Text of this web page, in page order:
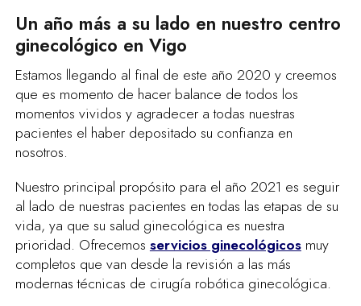
Un año más a su lado en nuestro centro
ginecológico en Vigo
Estamos llegando al final de este año 2020 y creemos
que es momento de hacer balance de todos los
momentos vividos y agradecer a todas nuestras
pacientes el haber depositado su confianza en
nosotros.
Nuestro principal propósito para el año 2021 es seguir
al lado de nuestras pacientes en todas las etapas de su
vida, ya que su salud ginecológica es nuestra
prioridad. Ofrecemos servicios ginecológicosmuy
completos que van desde la revisión a las más
modernas técnicas de cirugía robótica ginecológica.